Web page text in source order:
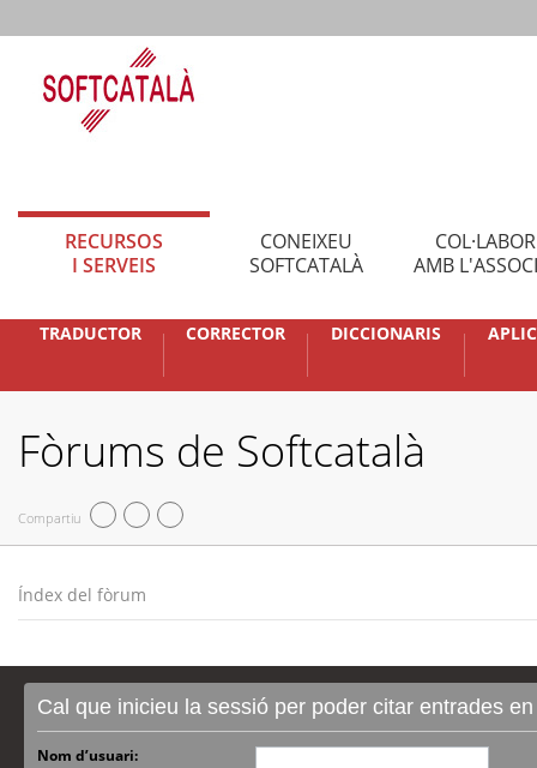
RECURSOS
I SERVEIS
CONEIXEU
SOFTCATALÀ
AMB
TRADUCTOR CORRECTOR DICCIONARIS
Fòrums de Softcatalà
Compartiu
Índex del fòrum
Cal que inicieu la sessió per poder citar entrades
Nom d’usuari: